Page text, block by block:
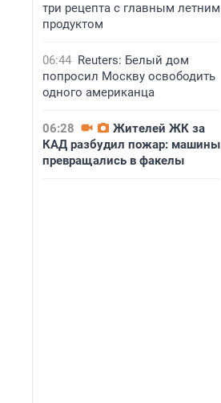
три рецепта с главным летним
продуктом
06:44 Reuters: Белый дом
попросил Москву освободить
одного американца
06:28
Жителей ЖК за
КАД разбудил пожар: машины
превращались в факелы